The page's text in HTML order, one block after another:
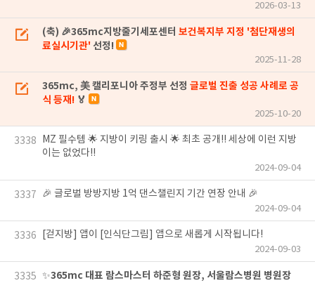
2026-03-13
(축) 🎉365mc지방줄기세포센터 보건복지부 지정 '첨단재생의
료실시기관' 선정!
2025-11-28
365mc, 美 캘리포니아 주정부 선정 글로벌 진출 성공 사례로 공
식 등재! 🏅
2025-10-20
3338
MZ 필수템 🌟 지방이 키링 출시 🌟 최초 공개!! 세상에 이런 지방
이는 없었다!!
2024-09-04
3337 🎉 글로벌 방방지방 1억 댄스챌린지 기간 연장 안내 🎉
2024-09-04
3336 [걷지방] 앱이 [인식단그림] 앱으로 새롭게 시작됩니다!
2024-09-03
3335 ✨365mc 대표 람스마스터 하준형 원장, 서울람스병원 병원장